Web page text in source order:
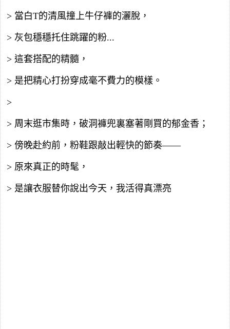
> 當白T的清風撞上牛仔褲的灑脫，
> 灰包穩穩托住跳躍的粉...
> 這套搭配的精髓，
> 是把精心打扮穿成毫不費力的模樣。
>
> 周末逛市集時，破洞褲兜裏塞著剛買的郁金香；
> 傍晚赴約前，粉鞋跟敲出輕快的節奏——
> 原來真正的時髦，
> 是讓衣服替你說出今天，我活得真漂亮